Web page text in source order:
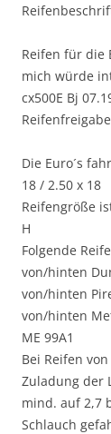
Reifen für die
mich würde
cx500E Bj
Die Euro´s
18 / 2.50 x 18
Reifengröße
H
Folgende
von/hinten
von/hinten
von/hinten
ME 99A1
Bei Reifen
Zuladung der
mind. auf 2,7
Schlauch